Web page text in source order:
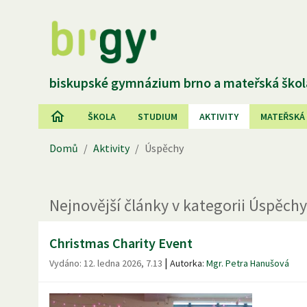
biskupské gymnázium brno a mateřská
ŠKOLA STUDIUM AKTIVITY
Domů / Aktivity / Úspěchy
Nejnovějšíčlánkyv kategorii Úspěchy
Christmas Charity Event
Vydáno: 12. ledna 2026, 7.13 | Autorka: Mgr. Petra Hanušová